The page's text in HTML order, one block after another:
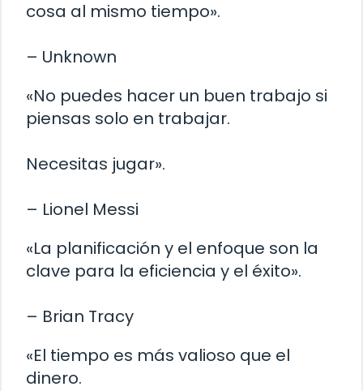
cosa al mismo tiempo».
– Unknown
«No puedes hacer un buen trabajo si
piensas solo en trabajar.
Necesitas jugar».
– Lionel Messi
«La planificación y el enfoque son la
clave para la eficiencia y el éxito».
– Brian Tracy
«El tiempo es más valioso que el
dinero.